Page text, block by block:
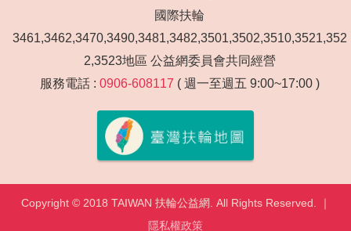
國際扶輪
3461,3462,3470,3490,3481,3482,3501,3502,3510,3521,352
2,3523地區 公益網委員會共同經營
服務電話 : 0906-608117 ( 週一至週五 9:00~17:00 )
Copyright © 2018 TAIWAN 扶輪公益網. All Rights Reserved. ｜
隱私權政策